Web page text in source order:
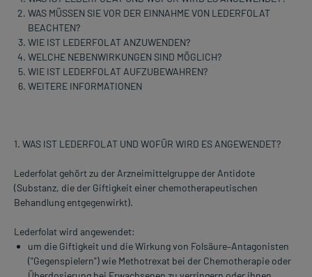
WAS MÜSSEN SIE VOR DER EINNAHME VON LEDERFOLAT
BEACHTEN?
WIE IST LEDERFOLAT ANZUWENDEN?
WELCHE NEBENWIRKUNGEN SIND MÖGLICH?
WIE IST LEDERFOLAT AUFZUBEWAHREN?
WEITERE INFORMATIONEN
1. WAS IST LEDERFOLAT UND WOFÜR WIRD ES ANGEWENDET?
Lederfolat gehört zu der Arzneimittelgruppe der Antidote
(Substanz, die der Giftigkeit einer chemotherapeutischen
Behandlung entgegenwirkt).
Lederfolat wird angewendet:
um die Giftigkeit und die Wirkung von Folsäure–Antagonisten
("Gegenspielern") wie Methotrexat bei der Chemotherapie oder